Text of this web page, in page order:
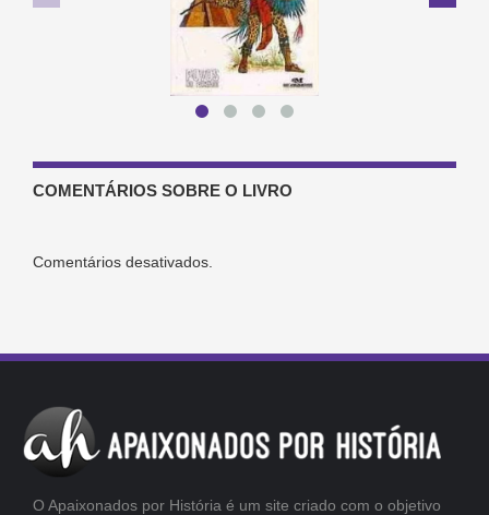
COMENTÁRIOS SOBRE O LIVRO
Comentários desativados.
O Apaixonados por História é um site criado com o objetivo